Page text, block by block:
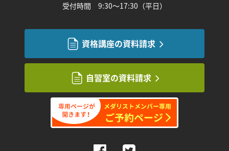
受付時間 9:30〜17:30（平日）
資格講座の資料請求
自習室の資料請求